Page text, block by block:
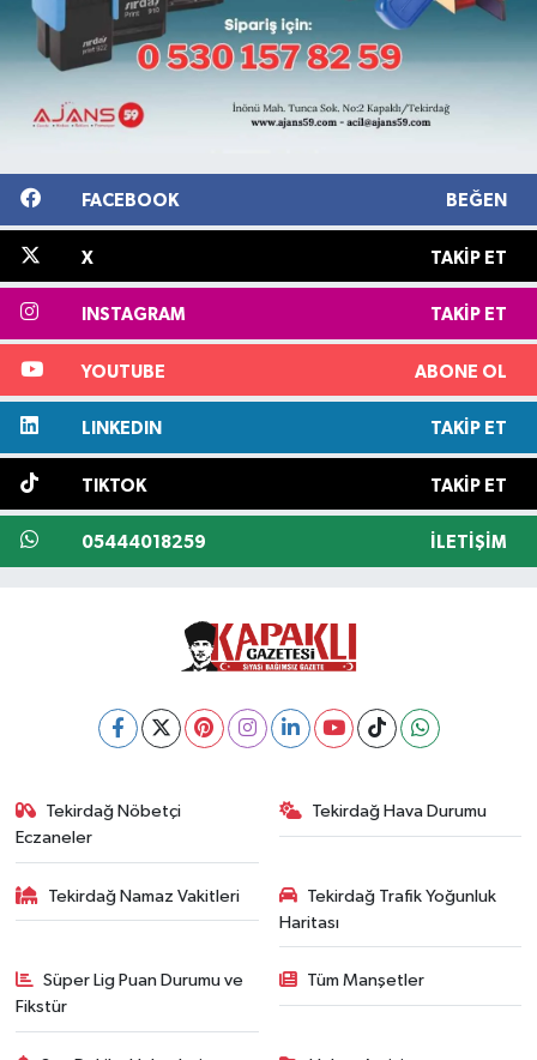
FACEBOOK BEĞEN
X TAKIP ET
INSTAGRAM TAKIP ET
YOUTUBE ABONE OL
LINKEDIN TAKIP ET
TIKTOK TAKIP ET
05444018259 İLETIŞIM
Tekirdağ Nöbetçi
Eczaneler
Tekirdağ Hava Durumu
Tekirdağ Namaz Vakitleri
Tekirdağ Trafik Yoğunluk
Haritası
Süper Lig Puan Durumu ve
Fikstür
Tüm Manşetler